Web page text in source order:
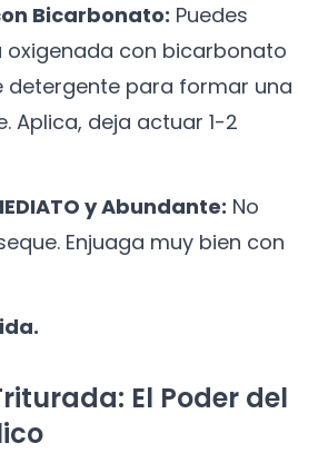
Bicarbonato: Puedes
oxigenada con bicarbonato
detergente para formar una
Aplica, deja actuar 1-2
y Abundante: No
Enjuaga muy bien con
El Poder del